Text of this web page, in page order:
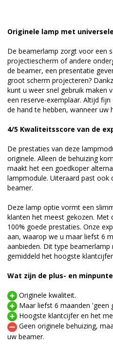
Originele lamp met
De beamerlamp zorgt voor een
projectiescherm of andere
de beamer, een presentatie
groot scherm projecteren?
kunt u weer snel gebruik maken
een reserve-exemplaar. Altijd
de hand te hebben, wanneer uw
4/5 Kwaliteitsscore van de
De prestaties van deze
originele. Alleen de behuizing
maakt het een goedkoper
lampmodule. Uiteraard past ook
beamer.
Deze lamp optie vormt een
klanten het meest gekozen. Met
100% goede prestaties. Onze
aan, waarop we u maar liefst 6
aanbieden. Dit type
gemiddeld het hoogste
Wat zijn de plus- en
Originele kwaliteit.
Maar liefst 6 maanden 'geen
Hoogste klantcijfer en het
Geen originele behuizing,
uw beamer.